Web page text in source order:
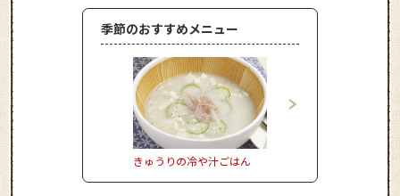
季節のおすすめメニュー
きゅうりの冷や汁ごはん おからのモチモチドー